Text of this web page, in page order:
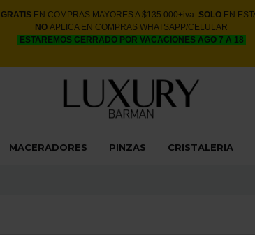
GRATIS EN COMPRAS MAYORES A $135.000+iva. SOLO EN
NO APLICA EN COMPRAS WHATSAPP/CELULAR
ESTAREMOS CERRADO POR VACACIONES AGO 7 A 18
MACERADORES PINZAS CRISTALERIA